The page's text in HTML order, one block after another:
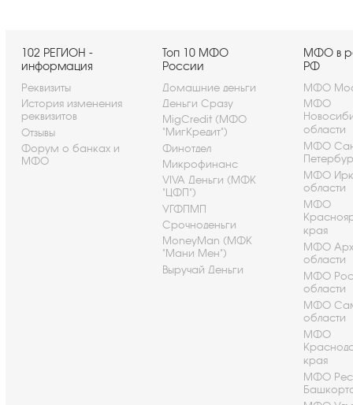
102 РЕГИОН -
информация
Реквизиты
История изменения
реквизитов
Отзывы
Форум о банках и
МФО
Топ 10 МФО
России
Домашние деньги
Деньги Сразу
MigCredit (МФО
"МигКредит")
Финотдел
Микрофинанс
VIVA Деньги (МФК
"ЦФП")
УГФПМП
Срочноденьги
MoneyMan (МФК
"Мани Мен")
Выручай Деньги
МФО в
РФ
МФО
МФО
области
МФО
МФО
области
МФО
края
МФО
области
МФО
области
МФО
области
МФО
края
МФО